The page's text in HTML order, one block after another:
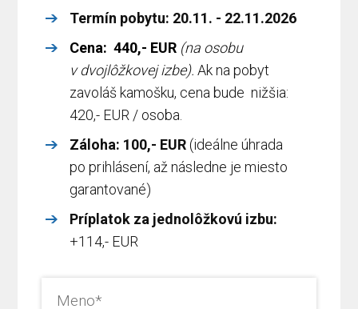
Termín pobytu: 20.11. - 22.11.2026
Cena: 440,- EUR (na osobu
v dvojlôžkovej izbe).Ak na pobyt
zavoláš kamošku, cena bude nižšia:
420,- EUR / osoba.
Záloha: 100,- EUR(ideálne úhrada
po prihlásení, až následne je miesto
garantované)
Príplatok za jednolôžkovú izbu:
+114,- EUR